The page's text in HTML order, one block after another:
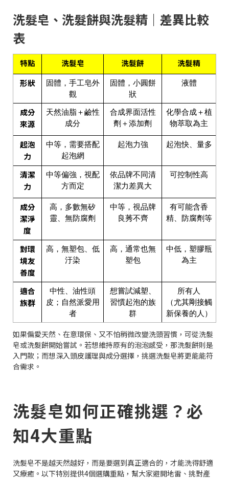
洗髮皂、洗髮餅與洗髮精｜差異比較
表
特點 洗髮皂 洗髮餅
洗髮精
形狀
固體，手工皂外
觀
固體，小圓餅
狀
液體
成分
來源
天然油脂＋鹼性
成分
合成界面活性
劑＋添加劑
化學合成＋植
物萃取為主
起泡
力
中等，需要搭配
起泡網
起泡力強 起泡快、量多
清潔
力
中等偏強，視配
方而定
依品牌不同清
潔力差異大
可控制性高
成分
潔淨
度
高，多數無矽
靈、無防腐劑
中等，視品牌
良莠不齊
有可能含香
精、防腐劑等
對環
境友
善度
高，無塑包、低
汙染
高，通常也無
塑包
中低，塑膠瓶
為主
適合
族群
中性、油性頭
皮；自然派愛用
者
想嘗試減塑、
習慣起泡的族
群
所有人
（尤其剛接觸
新保養的人）
如果偏愛天然、在意環保、又不怕稍微改變洗頭習慣，可從洗髮
皂或洗髮餅開始嘗試。若想維持原有的泡泡感受，那洗髮餅則是
入門款；而想深入頭皮護理與成分選擇，挑選洗髮皂將更能能符
合需求。
洗髮皂如何正確挑選？必
知4大重點
洗髮皂不是越天然越好，而是要選到真正適合的，才能洗得舒適
又療癒。以下特別提供4個選購重點，幫大家避開地雷、挑對產